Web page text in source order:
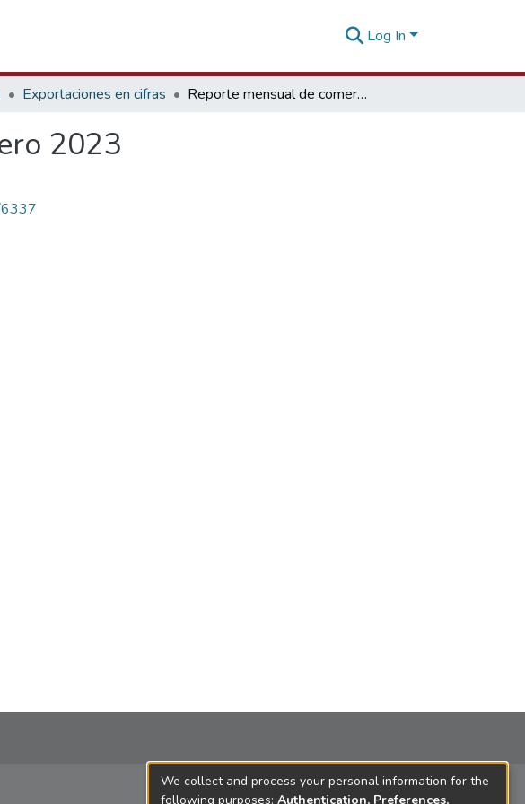
Log In
Exportaciones en cifras Reporte mensual de comercio regional enero 2023
2023
We collect and process your personal information for the
following purposes: Authentication, Preferences,